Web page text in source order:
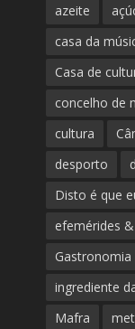
azeite
casa da
Casa de
concelho de
cultura
desporto
Disto é que
efemérides
Gastronomia
ingrediente
Mafra